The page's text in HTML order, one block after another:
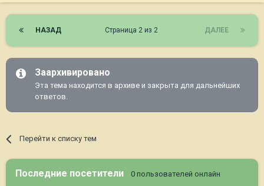
НАЗАД ДАЛЕЕ
Страница 2 из 2
Заархивировано
Эта тема находится в архиве и закрыта для дальнейших
ответов.
Перейти к списку тем
Последние посетители 0 пользователей онлайн